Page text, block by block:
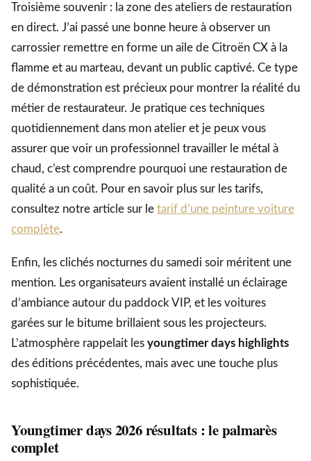
Troisième souvenir : la zone des ateliers de restauration
en direct. J’ai passé une bonne heure à observer un
carrossier remettre en forme un aile de Citroën CX à la
flamme et au marteau, devant un public captivé. Ce type
de démonstration est précieux pour montrer la réalité du
métier de restaurateur. Je pratique ces techniques
quotidiennement dans mon atelier et je peux vous
assurer que voir un professionnel travailler le métal à
chaud, c’est comprendre pourquoi une restauration de
qualité a un coût. Pour en savoir plus sur les tarifs,
consultez notre article sur le tarif d’une peinture voiture
complète.
Enfin, les clichés nocturnes du samedi soir méritent une
mention. Les organisateurs avaient installé un éclairage
d’ambiance autour du paddock VIP, et les voitures
garées sur le bitume brillaient sous les projecteurs.
L’atmosphère rappelait les youngtimer days highlights
des éditions précédentes, mais avec une touche plus
sophistiquée.
Youngtimer days 2026 résultats : le palmarès
complet